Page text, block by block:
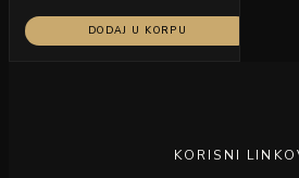
DODAJ U KORPU
KORISNI